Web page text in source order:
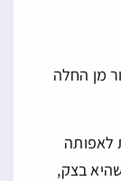
מן החלה
לאפותה
בצק,